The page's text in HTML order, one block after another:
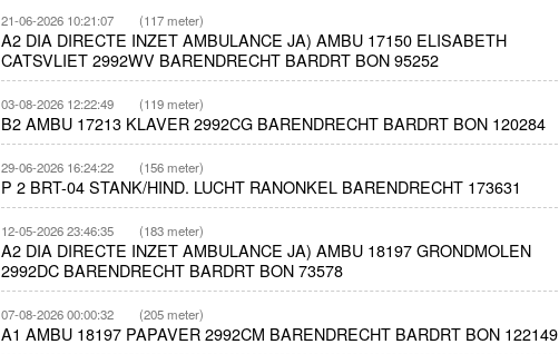
21-06-2026 10:21:07 (117 meter)
A2 DIA DIRECTE INZET AMBULANCE JA) AMBU 17150 ELISABETH
CATSVLIET 2992WV BARENDRECHT BARDRT BON 95252
03-08-2026 12:22:49 (119 meter)
B2 AMBU 17213 KLAVER 2992CG BARENDRECHT BARDRT BON 120284
29-06-2026 16:24:22 (156 meter)
P 2 BRT-04 STANK/HIND. LUCHT RANONKEL BARENDRECHT 173631
12-05-2026 23:46:35 (183 meter)
A2 DIA DIRECTE INZET AMBULANCE JA) AMBU 18197 GRONDMOLEN
2992DC BARENDRECHT BARDRT BON 73578
07-08-2026 00:00:32 (205 meter)
A1 AMBU 18197 PAPAVER 2992CM BARENDRECHT BARDRT BON 122149